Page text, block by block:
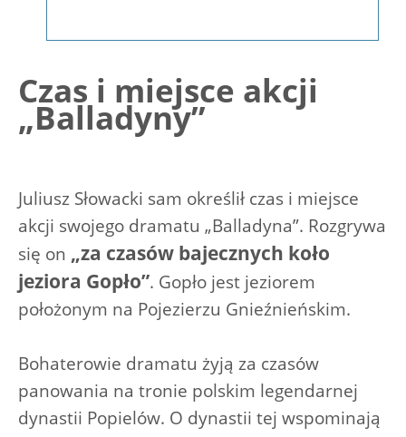
Czas i miejsce akcji
„Balladyny”
Juliusz Słowacki sam określił czas i miejsce
akcji swojego dramatu „Balladyna”. Rozgrywa
się on „za czasów bajecznych koło
jeziora Gopło”. Gopło jest jeziorem
położonym na Pojezierzu Gnieźnieńskim.
Bohaterowie dramatu żyją za czasów
panowania na tronie polskim legendarnej
dynastii Popielów. O dynastii tej wspominają